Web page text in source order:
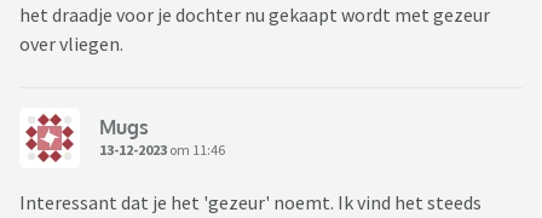
het draadje voor je dochter nu gekaapt wordt met gezeur
over vliegen.
Mugs
13-12-2023 om 11:46
Interessant dat je het 'gezeur' noemt. Ik vind het steeds